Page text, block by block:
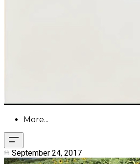
More...
September 24, 2017